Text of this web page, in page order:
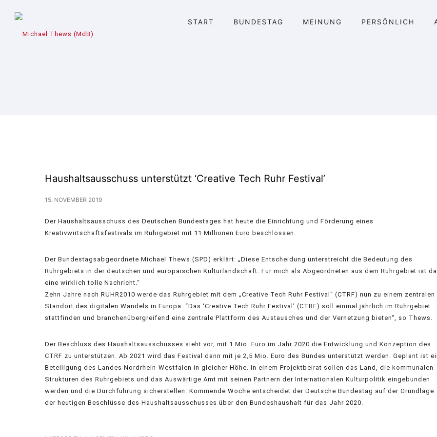
START BUNDESTAG MEINUNG PERSÖNLICH
Haushaltsausschuss unterstützt ‘Creative Tech Ruhr Festival’
15. NOVEMBER 2019
Der Haushaltsausschuss des Deutschen Bundestages hat heute die Einrichtung und Förderung eines
Kreativwirtschaftsfestivals im Ruhrgebiet mit 11 Millionen Euro beschlossen.
Der Bundestagsabgeordnete Michael Thews (SPD) erklärt: „Diese Entscheidung unterstreicht die Bedeutung des
Ruhrgebiets in der deutschen und europäischen Kulturlandschaft. Für mich als Abgeordneten aus dem Ruhrgebiet ist
eine wirklich tolle Nachricht.“
Zehn Jahre nach RUHR2010 werde das Ruhrgebiet mit dem „Creative Tech Ruhr Festival“ (CTRF) nun zu einem zentralen
Standort des digitalen Wandels in Europa. “Das ‘Creative Tech Ruhr Festival’ (CTRF) soll einmal jährlich im Ruhrgebiet
stattfinden und branchenübergreifend eine zentrale Plattform des Austausches und der Vernetzung bieten“, so Thews.
Der Beschluss des Haushaltsausschusses sieht vor, mit 1 Mio. Euro im Jahr 2020 die Entwicklung und Konzeption des
CTRF zu unterstützen. Ab 2021 wird das Festival dann mit je 2,5 Mio. Euro des Bundes unterstützt werden. Geplant ist
Beteiligung des Landes Nordrhein-Westfalen in gleicher Höhe. In einem Projektbeirat sollen das Land, die kommunalen
Strukturen des Ruhrgebiets und das Auswärtige Amt mit seinen Partnern der Internationalen Kulturpolitik eingebunden
werden und die Durchführung sicherstellen. Kommende Woche entscheidet der Deutsche Bundestag auf der Grundlage
der heutigen Beschlüsse des Haushaltsausschusses über den Bundeshaushalt für das Jahr 2020.